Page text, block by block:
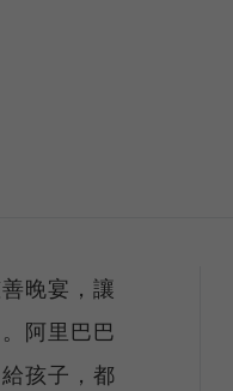
晚宴，讓
阿里巴巴
孩子，都